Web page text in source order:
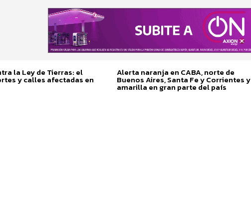
la Ley de Tierras: el
y calles afectadas en
Alerta naranja en CABA, norte de
Buenos Aires, Santa Fe y Corrientes y
amarilla en gran parte del país